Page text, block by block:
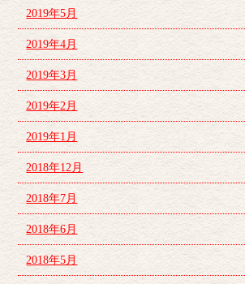
2019年5月
2019年4月
2019年3月
2019年2月
2019年1月
2018年12月
2018年7月
2018年6月
2018年5月